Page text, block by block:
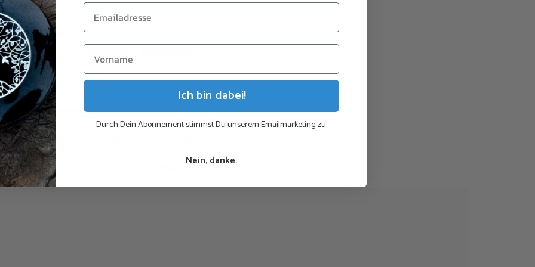
Natürlich kann er, wie alle anderen Stäbe auch, zur Manifestation verwendet
Das Ganze sitzt in einem 300 mm langen und 76 mm dicken Kupferrohr.
Die Spule um den Kristall wird durch einen 15-Hz-Frequenzgenerator (Zapper-
in der Handhabung
Customer Reviews
keine Bewertungen. Seien Sie der Erste, der dieses Produkt bewertet.
Zeigt Bewertungen in allen Sprachen an (1)
Ich bin dabei!
Durch Dein Abonnement stimmst Du unserem Emailmarketing zu.
Nein, danke.